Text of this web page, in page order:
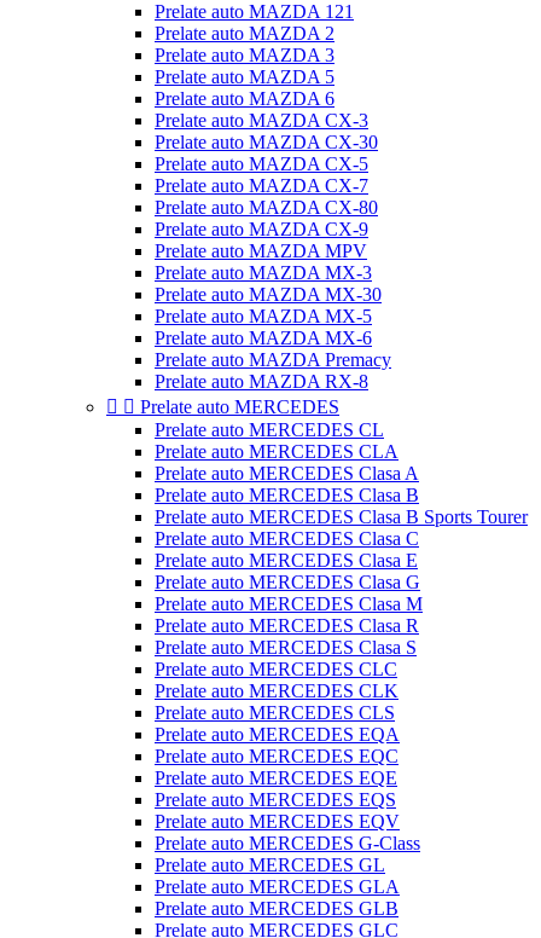
Prelate auto MAZDA 121
Prelate auto MAZDA 2
Prelate auto MAZDA 3
Prelate auto MAZDA 5
Prelate auto MAZDA 6
Prelate auto MAZDA CX-3
Prelate auto MAZDA CX-30
Prelate auto MAZDA CX-5
Prelate auto MAZDA CX-7
Prelate auto MAZDA CX-80
Prelate auto MAZDA CX-9
Prelate auto MAZDA MPV
Prelate auto MAZDA MX-3
Prelate auto MAZDA MX-30
Prelate auto MAZDA MX-5
Prelate auto MAZDA MX-6
Prelate auto MAZDA Premacy
Prelate auto MAZDA RX-8
  Prelate auto MERCEDES
Prelate auto MERCEDES CL
Prelate auto MERCEDES CLA
Prelate auto MERCEDES Clasa A
Prelate auto MERCEDES Clasa B
Prelate auto MERCEDES Clasa B Sports Tourer
Prelate auto MERCEDES Clasa C
Prelate auto MERCEDES Clasa E
Prelate auto MERCEDES Clasa G
Prelate auto MERCEDES Clasa M
Prelate auto MERCEDES Clasa R
Prelate auto MERCEDES Clasa S
Prelate auto MERCEDES CLC
Prelate auto MERCEDES CLK
Prelate auto MERCEDES CLS
Prelate auto MERCEDES EQA
Prelate auto MERCEDES EQC
Prelate auto MERCEDES EQE
Prelate auto MERCEDES EQS
Prelate auto MERCEDES EQV
Prelate auto MERCEDES G-Class
Prelate auto MERCEDES GL
Prelate auto MERCEDES GLA
Prelate auto MERCEDES GLB
Prelate auto MERCEDES GLC